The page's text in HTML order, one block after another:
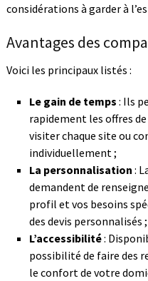
considérations à garder à
Avantages des
Voici les principaux listés :
Le gain de temps : Ils
rapidement les offres
visiter chaque site ou
individuellement ;
La personnalisation :
demandent de
profil et vos besoins
des devis personnalisés ;
L’accessibilité:
possibilité de faire des
le confort de votre